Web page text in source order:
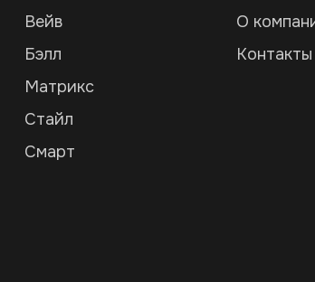
Вейв
Бэлл
Матрикс
Стайл
Смарт
О
Контакты